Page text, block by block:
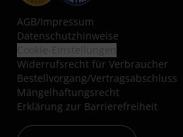
AGB/Impressum
Datenschutzhinweise
Widerrufsrecht für Verbraucher
Bestellvorgang/Vertragsabschluss
Mängelhaftungsrecht
Erklärung zur Barrierefreiheit